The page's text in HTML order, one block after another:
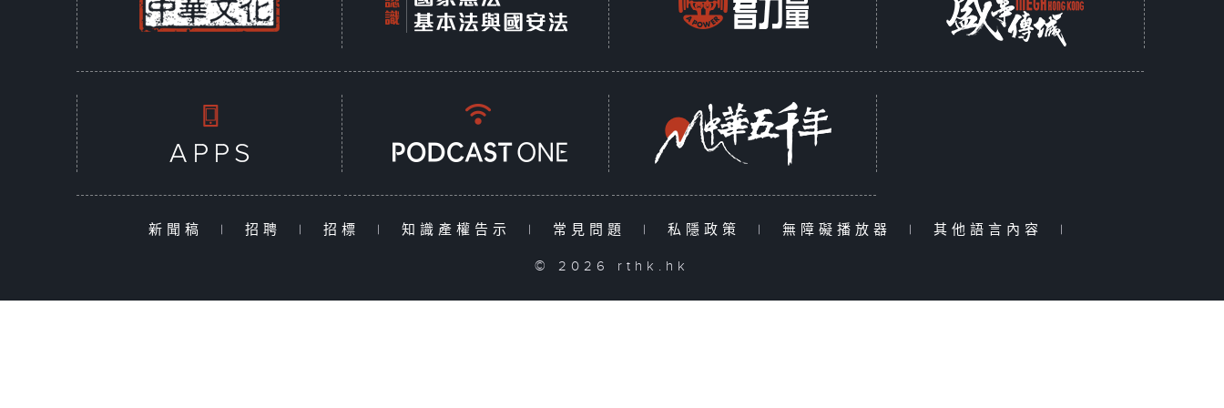
新聞稿 | 招聘 | 招標 | 知識產權告示 | 常見問題 | 私隱政策 | 無障礙播放器 | 其他語言內容 |
© 2026 rthk.hk